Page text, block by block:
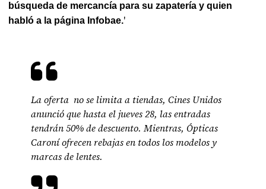
búsqueda de mercancía para su zapatería y quien
habló a la página Infobae.'
La oferta no se limita a tiendas, Cines Unidos
anunció que hasta el jueves 28, las entradas
tendrán 50% de descuento. Mientras, Ópticas
Caroní ofrecen rebajas en todos los modelos y
marcas de lentes.